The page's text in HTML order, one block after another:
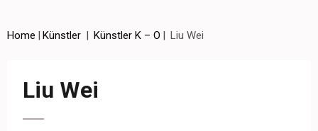
Home | Künstler | Künstler K – O | Liu Wei
Liu Wei